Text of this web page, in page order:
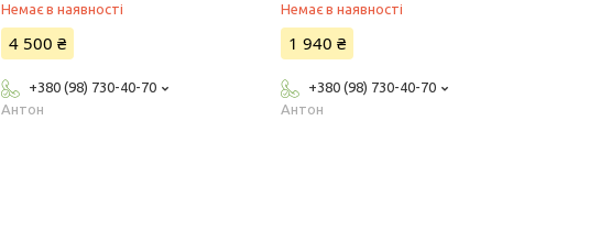
Немає в наявності
4 500 ₴
+380 (98) 730-40-70
Антон
Немає в наявності
1 940 ₴
+380 (98) 730-40-70
Антон